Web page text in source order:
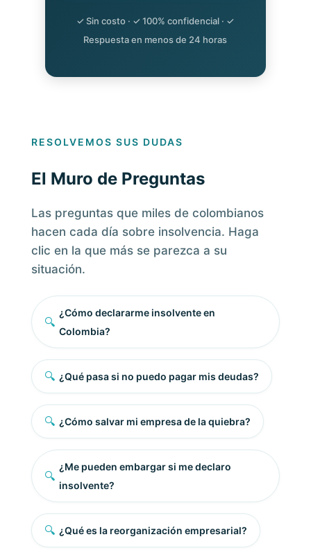
✓ Sin costo · ✓ 100% confidencial · ✓
Respuesta en menos de 24 horas
RESOLVEMOS SUS DUDAS
El Muro de Preguntas
Las preguntas que miles de colombianos
hacen cada día sobre insolvencia. Haga
clic en la que más se parezca a su
situación.
🔍
¿Cómo declararme insolvente en
Colombia?
🔍 ¿Qué pasa si no puedo pagar mis deudas?
🔍 ¿Cómo salvar mi empresa de la quiebra?
🔍
¿Me pueden embargar si me declaro
insolvente?
🔍 ¿Qué es la reorganización empresarial?